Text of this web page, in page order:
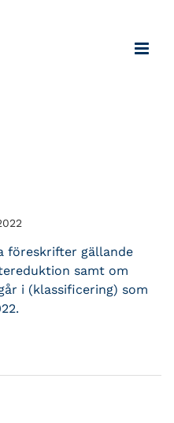
föreskrifter gällande
samt om
i (klassificering) som